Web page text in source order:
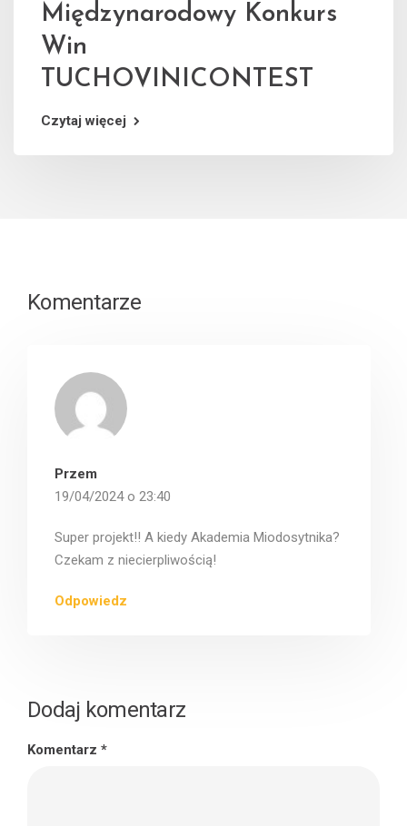
Międzynarodowy Konkurs
Win
TUCHOVINICONTEST
Czytaj więcej
Komentarze
Przem
19/04/2024 o 23:40
Super projekt!! A kiedy Akademia Miodosytnika?
Czekam z niecierpliwością!
Odpowiedz
Dodaj komentarz
Komentarz *